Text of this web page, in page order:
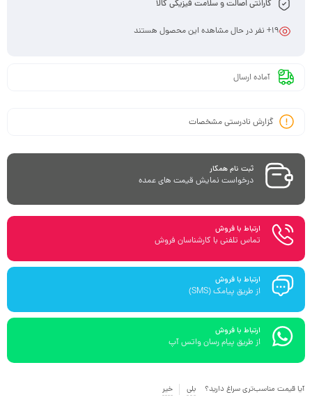
گارانتی اصالت و سلامت فیزیکی کالا
19+ نفر در حال مشاهده این محصول هستند
آماده ارسال
گزارش نادرستی مشخصات
ثبت نام همکار
درخواست نمایش قیمت های عمده
ارتباط با فروش
تماس تلفنی با کارشناسان فروش
ارتباط با فروش
از طریق پیامک (SMS)
ارتباط با فروش
از طریق پیام رسان واتس آپ
آیا قیمت مناسب‌تری سراغ دارید؟ بلی خیر